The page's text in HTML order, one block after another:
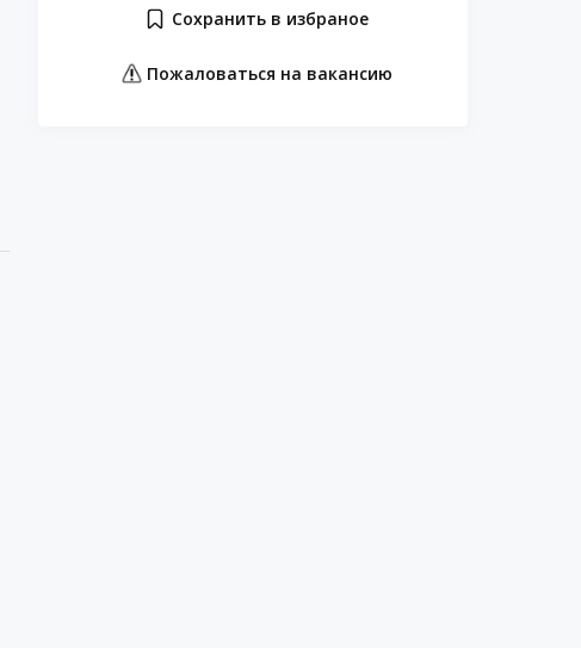
Сохранить в избраное
Пожаловаться на вакансию